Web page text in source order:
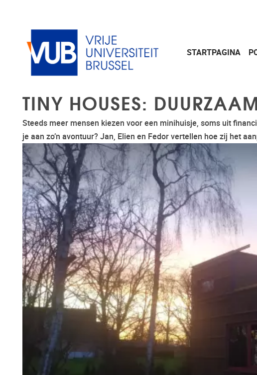
STARTPAGINA
TINY HOUSES:
Steeds meer mensen kiezen voor een minihuisje, soms uit
je aan zo’n avontuur? Jan, Elien en Fedor vertellen hoe zij het